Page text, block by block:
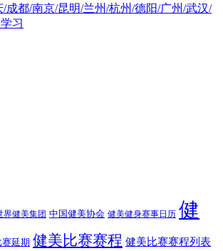
成都/南京/昆明/兰州/杭州/德阳/广州/武汉/
习
界健美集团 中国健美协会 健美健身赛事日历 健
延期 健美比赛赛程 健美比赛赛程列表